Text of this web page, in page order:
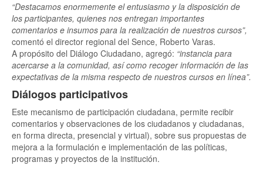
“Destacamos enormemente el entusiasmo y la disposición de
los participantes, quienes nos entregan importantes
comentarios e insumos para la realización de nuestros cursos”,
comentó el director regional del Sence, Roberto Varas.
A propósito del Diálogo Ciudadano, agregó: “instancia para
acercarse a la comunidad, así como recoger información de las
expectativas de la misma respecto de nuestros cursos en línea”.
Diálogos participativos
Este mecanismo de participación ciudadana, permite recibir
comentarios y observaciones de los ciudadanos y ciudadanas,
en forma directa, presencial y virtual), sobre sus propuestas de
mejora a la formulación e implementación de las políticas,
programas y proyectos de la institución.